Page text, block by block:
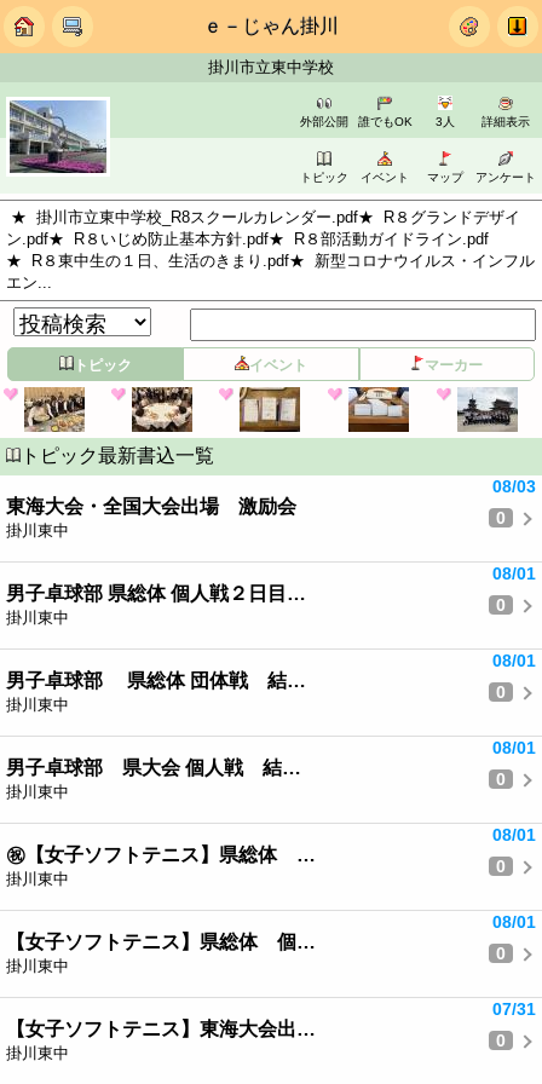
ｅ－じゃん掛川
掛川市立東中学校
外部公開 誰でもOK 3人 詳細表示
トピック イベント マップ アンケート
★ 掛川市立東中学校_R8スクールカレンダー.pdf★ R８グランドデザイ
ン.pdf★ R８いじめ防止基本方針.pdf★ R８部活動ガイドライン.pdf
★ R８東中生の１日、生活のきまり.pdf★ 新型コロナウイルス・インフル
エン...
トピック イベント マーカー
トピック最新書込一覧
東海大会・全国大会出場 激励会
08/03
0
掛川東中
男子卓球部 県総体 個人戦２日目…
08/01
0
掛川東中
男子卓球部 県総体 団体戦 結…
08/01
0
掛川東中
男子卓球部 県大会 個人戦 結…
08/01
0
掛川東中
㊗️【女子ソフトテニス】県総体 …
08/01
0
掛川東中
【女子ソフトテニス】県総体 個…
08/01
0
掛川東中
【女子ソフトテニス】東海大会出…
07/31
0
掛川東中